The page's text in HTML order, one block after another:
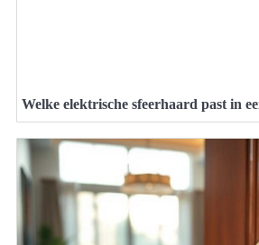
Welke elektrische sfeerhaard past in